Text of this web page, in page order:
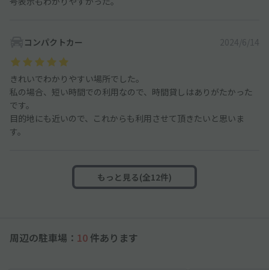
コンパクトカー 2024/6/14
きれいでわかりやすい場所でした。
私の場合、短い時間での利用なので、時間貸しはありがたかった
です。
目的地にも近いので、これからも利用させて頂きたいと思いま
す。
もっと見る(全12件)
周辺の駐車場： 10 件あります